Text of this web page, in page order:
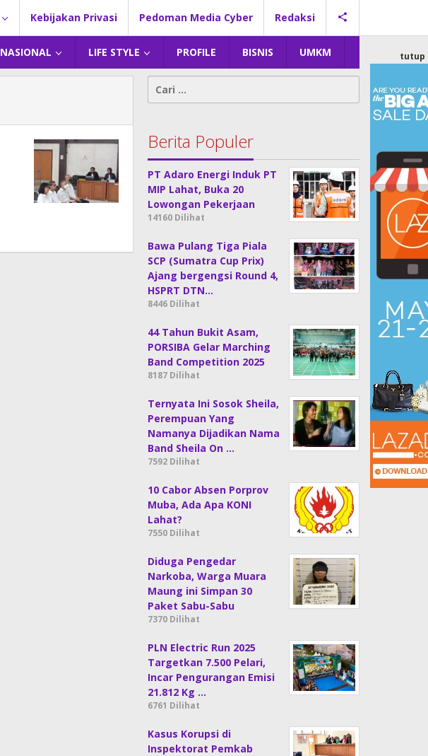
Kebijakan Privasi Pedoman Media Cyber Redaksi
NASIONAL LIFE STYLE PROFILE BISNIS UMKM tutup
Cari
untuk:
Berita Populer
PT Adaro Energi Induk PT
MIP Lahat, Buka 20
Lowongan Pekerjaan
14160 Dilihat
Bawa Pulang Tiga Piala
SCP (Sumatra Cup Prix)
Ajang bergengsi Round 4,
HSPRT DTN…
8446 Dilihat
44 Tahun Bukit Asam,
PORSIBA Gelar Marching
Band Competition 2025
8187 Dilihat
Ternyata Ini Sosok Sheila,
Perempuan Yang
Namanya Dijadikan Nama
Band Sheila On …
7592 Dilihat
10 Cabor Absen Porprov
Muba, Ada Apa KONI
Lahat?
7550 Dilihat
Diduga Pengedar
Narkoba, Warga Muara
Maung ini Simpan 30
Paket Sabu-Sabu
7370 Dilihat
PLN Electric Run 2025
Targetkan 7.500 Pelari,
Incar Pengurangan Emisi
21.812 Kg …
6761 Dilihat
Kasus Korupsi di
Inspektorat Pemkab